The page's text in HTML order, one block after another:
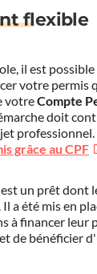
flexible
il est
votre permis
votreCompte
doit
professionnel.
grâce au CPF
un prêt dont
a été mis en
à financer leur
de bénéficier